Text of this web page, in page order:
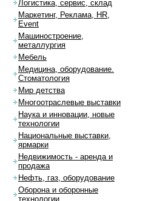
Логистика, сервис, склад
Маркетинг, Реклама, HR,
Event
Машиностроение,
металлургия
Мебель
Медицина, оборудование.
Стоматология
Мир детства
Многоотраслевые выставки
Наука и инновации, новые
технологии
Национальные выставки,
ярмарки
Недвижимость - аренда и
продажа
Нефть, газ, оборудование
Оборона и оборонные
технологии